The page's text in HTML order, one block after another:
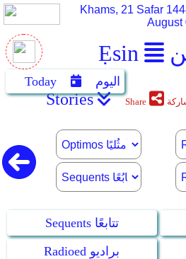
Ẹsin
Khams, 21 Safar
August
Today اليوم
Stories Share
Sequents تتابعًا
Radioed براديو